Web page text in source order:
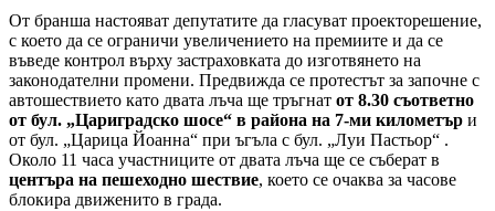
От бранша настояват депутатите да гласуват проекторешение,
с което да се ограничи увеличението на премиите и да се
въведе контрол върху застраховката до изготвянето на
законодателни промени. Предвижда се протестът за започне с
автошествието като двата лъча ще тръгнат от 8.30 съответно
от бул. „Цариградско шосе“ в района на 7-ми километър и
от бул. „Царица Йоанна“ при ъгъла с бул. „Луи Пастьор“ .
Около 11 часа участниците от двата лъча ще се съберат в
центъра на пешеходно шествие, което се очаква за часове
блокира движенито в града.